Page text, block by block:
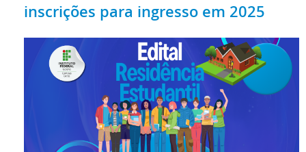
inscrições para ingresso em 2025